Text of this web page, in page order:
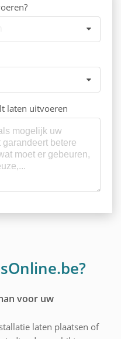
laten uitvoeren
voor uw
laten plaatsen of